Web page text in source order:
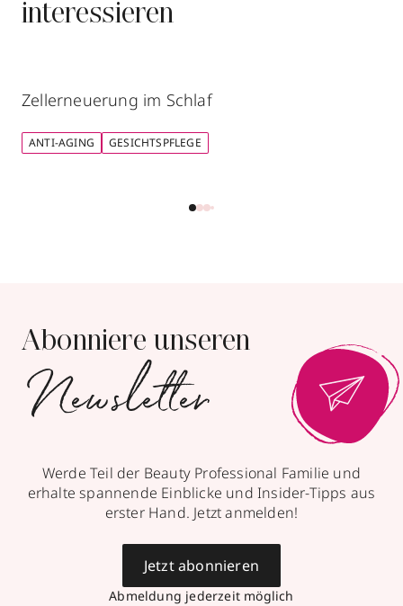
interessieren
Zellerneuerung im Schlaf
ANTI-AGING GESICHTSPFLEGE
Abonniere unseren
Newsletter
Werde Teil der Beauty Professional Familie und
erhalte spannende Einblicke und Insider-Tipps aus
erster Hand. Jetzt anmelden!
Abmeldung jederzeit möglich
Jetzt abonnieren